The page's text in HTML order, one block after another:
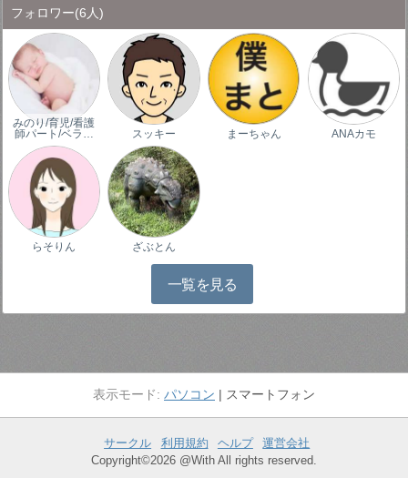
フォロワー(6人)
みのり/育児/看護
師パート/ベラ…
スッキー まーちゃん ANAカモ
らそりん ざぶとん
一覧を見る
パソコン スマートフォン
サークル 利用規約 ヘルプ
運営会社
Copyright©2026 @With All rights reserved.